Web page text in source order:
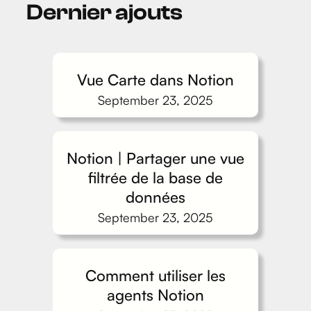
Dernier ajouts
Vue Carte dans Notion
September 23, 2025
Notion | Partager une vue
filtrée de la base de
données
September 23, 2025
Comment utiliser les
agents Notion